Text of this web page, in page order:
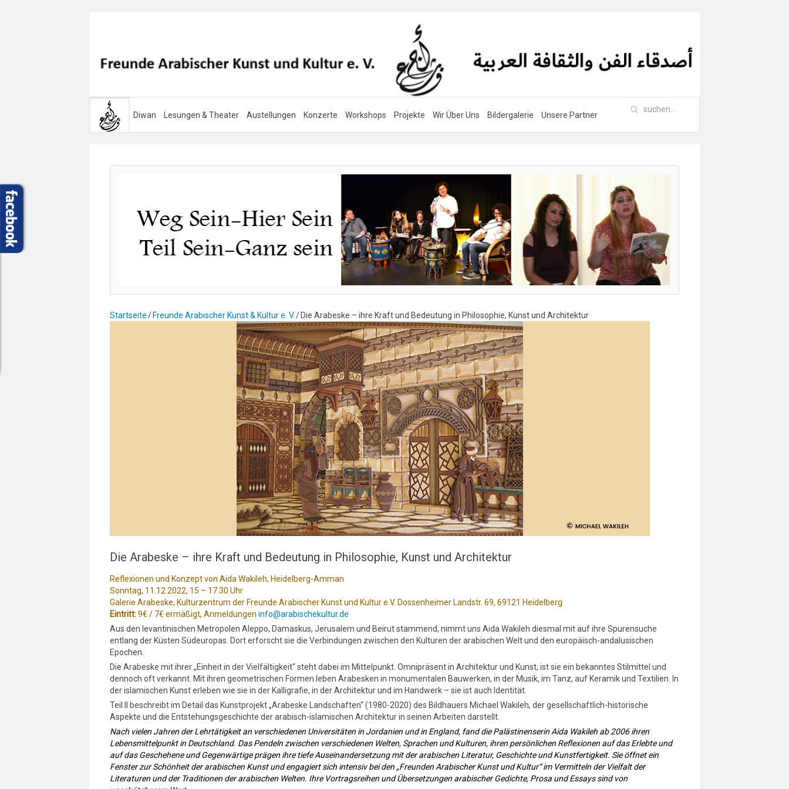
Diwan Lesungen & Theater Austellungen Konzerte Workshops Projekte Wir Über Uns Bildergalerie Unsere Partner
Startseite Freunde Arabischer Kunst & Kultur e. V. Die Arabeske – ihre Kraft und Bedeutung in Philosophie, Kunst und Architektur
Die Arabeske – ihre Kraft und Bedeutung in Philosophie, Kunst und Architektur
Reflexionen und Konzept von Aida Wakileh, Heidelberg-Amman
Sonntag, 11.12.2022, 15 – 17.30 Uhr
Galerie Arabeske, Kulturzentrum der Freunde Arabischer Kunst und Kultur e.V. Dossenheimer Landstr. 69, 69121 Heidelberg
Eintritt:9€ / 7€ ermäßigt, Anmeldungen info@arabischekultur.de
Aus den levantinischen Metropolen Aleppo, Damaskus, Jerusalem und Beirut stammend, nimmt uns Aida Wakileh diesmal mit auf ihre Spurensuche
entlang der Küsten Südeuropas. Dort erforscht sie die Verbindungen zwischen den Kulturen der arabischen Welt und den europäisch-andalusischen
Epochen.
Die Arabeske mit ihrer „Einheit in der Vielfältigkeit“ steht dabei im Mittelpunkt. Omnipräsent in Architektur und Kunst, ist sie ein bekanntes Stilmittel und
dennoch oft verkannt. Mit ihren geometrischen Formen leben Arabesken in monumentalen Bauwerken, in der Musik, im Tanz, auf Keramik und Textilien. In
der islamischen Kunst erleben wie sie in der Kalligrafie, in der Architektur und im Handwerk – sie ist auch Identität.
Teil II beschreibt im Detail das Kunstprojekt „Arabeske Landschaften“ (1980-2020) des Bildhauers Michael Wakileh, der gesellschaftlich-historische
Aspekte und die Entstehungsgeschichte der arabisch-islamischen Architektur in seinen Arbeiten darstellt.
Nach vielen Jahren der Lehrtätigkeit an verschiedenen Universitäten in Jordanien und in England, fand die Palästinenserin Aida Wakileh ab 2006 ihren
Lebensmittelpunkt in Deutschland. Das Pendeln zwischen verschiedenen Welten, Sprachen und Kulturen, ihren persönlichen Reflexionen auf das Erlebte und
auf das Geschehene und Gegenwärtige prägen ihre tiefe Auseinandersetzung mit der arabischen Literatur, Geschichte und Kunstfertigkeit. Sie öffnet ein
Fenster zur Schönheit der arabischen Kunst und engagiert sich intensiv bei den „Freunden Arabischer Kunst und Kultur“ im Vermitteln der Vielfalt der
Literaturen und der Traditionen der arabischen Welten. Ihre Vortragsreihen und Übersetzungen arabischer Gedichte, Prosa und Essays sind von